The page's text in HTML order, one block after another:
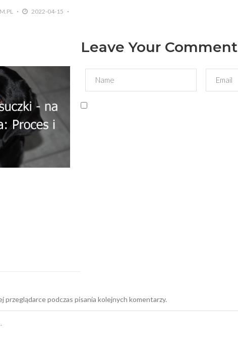
2022-04-15
Leave Your Comment
przeglądarce podczas pisania kolejnych komentarzy.